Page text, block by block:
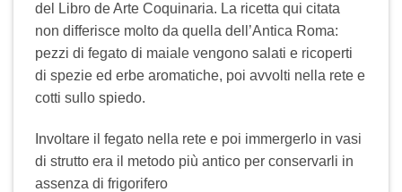
del Libro de Arte Coquinaria. La ricetta qui citata
non differisce molto da quella dell’Antica Roma:
pezzi di fegato di maiale vengono salati e ricoperti
di spezie ed erbe aromatiche, poi avvolti nella rete e
cotti sullo spiedo.
Involtare il fegato nella rete e poi immergerlo in vasi
di strutto era il metodo più antico per conservarli in
assenza di frigorifero